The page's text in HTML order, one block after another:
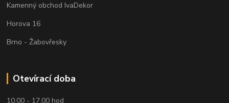
Kamenný obchod IvaDekor
Horova 16
Brno - Žabovřesky
Otevírací doba
10.00 - 17.00 hod